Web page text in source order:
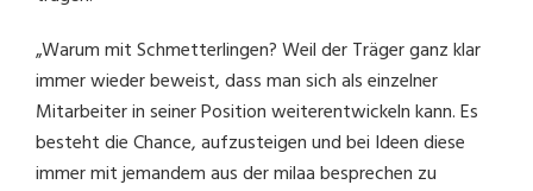
„Warum mit Schmetterlingen? Weil der Träger ganz klar
immer wieder beweist, dass man sich als einzelner
Mitarbeiter in seiner Position weiterentwickeln kann. Es
besteht die Chance, aufzusteigen und bei Ideen diese
immer mit jemandem aus der milaa besprechen zu